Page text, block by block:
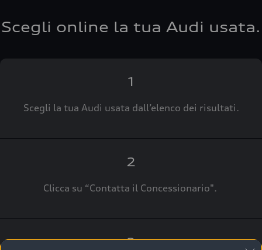
Scegli online la tua Audi usata.
1
Scegli la tua Audi usata dall’elenco dei risultati.
2
Clicca su “Contatta il Concessionario".
3